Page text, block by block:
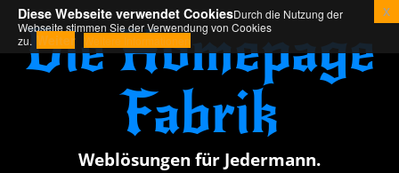
Die Homepage
Fabrik
Weblösungen für Jedermann.
Diese Webseite verwendet CookiesDurch die Nutzung der
Webseite stimmen Sie der Verwendung von Cookies
zu. Weiter Weitere Informationen
x